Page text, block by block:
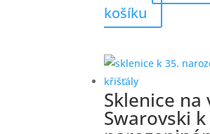
košíku
Sklenice na
Swarovski k